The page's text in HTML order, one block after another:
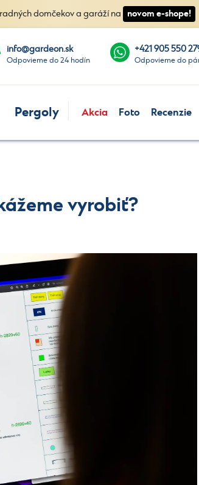
domčekov a garáží na novom e-shope!
info@gardeon.sk
Odpovieme do 24 hodín
+421 905 550
Odpovieme do
Pergoly Akcia Foto Recenzie
vyrobiť?